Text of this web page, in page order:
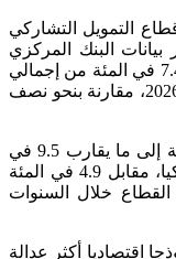
التمويل التشاركي
البنك المركزي
التركي إلى أن البنوك الإسلامية وفرت نحو 7.4 في المئة من إجمالي
القروض التجارية خلال الربع الأول من عام 2026، مقارنة بنحو نصف
كما ارتفعت حصة أصول المصارف الإسلامية إلى ما يقارب 9.5 في
المئة من إجمالي الأصول المصرفية في تركيا، مقابل 4.9 في المئة
القطاع خلال السنوات
اقتصاديا أكثر عدالة